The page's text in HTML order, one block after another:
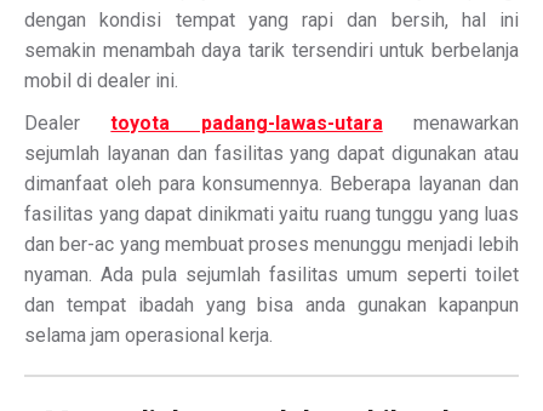
dengan kondisi tempat yang rapi dan bersih, hal ini
semakin menambah daya tarik tersendiri untuk berbelanja
mobil di dealer ini.
Dealertoyota padang-lawas-utara menawarkan
sejumlah layanan dan fasilitas yang dapat digunakan atau
dimanfaat oleh para konsumennya. Beberapa layanan dan
fasilitas yang dapat dinikmati yaitu ruang tunggu yang luas
dan ber-ac yang membuat proses menunggu menjadi lebih
nyaman. Ada pula sejumlah fasilitas umum seperti toilet
dan tempat ibadah yang bisa anda gunakan kapanpun
selama jam operasional kerja.